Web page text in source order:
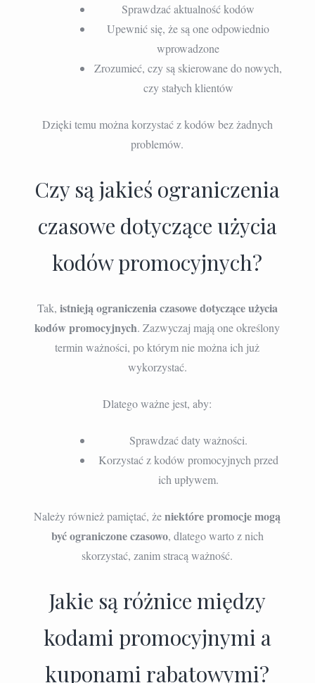
Sprawdzać aktualność kodów
Upewnić się, że są one odpowiednio
wprowadzone
Zrozumieć, czy są skierowane do nowych,
czy stałych klientów
Dzięki temu można korzystać z kodów bez żadnych
problemów.
Czy są jakieś ograniczenia
czasowe dotyczące użycia
kodów promocyjnych?
Tak, istnieją ograniczenia czasowe dotyczące użycia
kodów promocyjnych. Zazwyczaj mają one określony
termin ważności, po którym nie można ich już
wykorzystać.
Dlatego ważne jest, aby:
Sprawdzać daty ważności.
Korzystać z kodów promocyjnych przed
ich upływem.
Należy również pamiętać, żeniektóre promocje mogą
być ograniczone czasowo, dlatego warto z nich
skorzystać, zanim stracą ważność.
Jakie są różnice między
kodami promocyjnymi a
kuponami rabatowymi?